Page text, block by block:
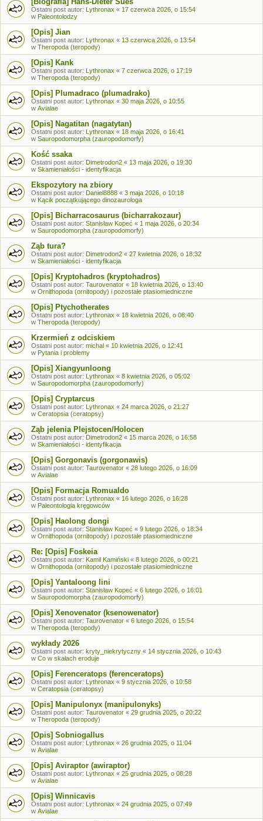
Ostatni post autor: Lythronax « 17 czerwca 2026, o 15:54
w Paleontolodzy
[Opis] Jian
Ostatni post autor: Lythronax « 13 czerwca 2026, o 13:54
w Theropoda (teropody)
[Opis] Kank
Ostatni post autor: Lythronax « 7 czerwca 2026, o 17:19
w Theropoda (teropody)
[Opis] Plumadraco (plumadrako)
Ostatni post autor: Lythronax « 30 maja 2026, o 10:55
w Avialae
[Opis] Nagatitan (nagatytan)
Ostatni post autor: Lythronax « 18 maja 2026, o 16:41
w Sauropodomorpha (zauropodomorfy)
Kość ssaka
Ostatni post autor: Dimetrodon2 « 13 maja 2026, o 19:30
w Skamieniałości - identyfikacja
Ekspozytory na zbiory
Ostatni post autor: Daniel8888 « 3 maja 2026, o 10:18
w Kącik początkującego dinozaurologa
[Opis] Bicharracosaurus (bicharrakozaur)
Ostatni post autor: Stanisław Kopeć « 1 maja 2026, o 20:34
w Sauropodomorpha (zauropodomorfy)
Ząb tura?
Ostatni post autor: Dimetrodon2 « 27 kwietnia 2026, o 18:32
w Skamieniałości - identyfikacja
[Opis] Kryptohadros (kryptohadros)
Ostatni post autor: Taurovenator « 18 kwietnia 2026, o 13:40
w Ornithopoda (ornitopody) i pozostałe ptasiomiedniczne
[Opis] Ptychotherates
Ostatni post autor: Lythronax « 18 kwietnia 2026, o 08:40
w Theropoda (teropody)
Krzermień z odciskiem
Ostatni post autor: michal « 10 kwietnia 2026, o 12:41
w Pytania i problemy
[Opis] Xiangyunloong
Ostatni post autor: Lythronax « 8 kwietnia 2026, o 05:02
w Sauropodomorpha (zauropodomorfy)
[Opis] Cryptarcus
Ostatni post autor: Lythronax « 24 marca 2026, o 21:27
w Ceratopsia (ceratopsy)
Ząb jelenia Plejstocen/Holocen
Ostatni post autor: Dimetrodon2 « 15 marca 2026, o 16:58
w Skamieniałości - identyfikacja
[Opis] Gorgonavis (gorgonawis)
Ostatni post autor: Taurovenator « 28 lutego 2026, o 16:09
w Avialae
[Opis] Formacja Romualdo
Ostatni post autor: Lythronax « 16 lutego 2026, o 16:28
w Paleontologia kręgowców
[Opis] Haolong dongi
Ostatni post autor: Stanisław Kopeć « 9 lutego 2026, o 18:34
w Ornithopoda (ornitopody) i pozostałe ptasiomiedniczne
Re: [Opis] Foskeia
Ostatni post autor: Kamil Kamiński « 8 lutego 2026, o 00:21
w Ornithopoda (ornitopody) i pozostałe ptasiomiedniczne
[Opis] Yantaloong lini
Ostatni post autor: Stanisław Kopeć « 6 lutego 2026, o 16:01
w Sauropodomorpha (zauropodomorfy)
[Opis] Xenovenator (ksenowenator)
Ostatni post autor: Taurovenator « 6 lutego 2026, o 15:54
w Theropoda (teropody)
wykłady 2026
Ostatni post autor: kryty_niekrytyczny « 14 stycznia 2026, o 10:43
w Co w skałach eroduje
[Opis] Ferenceratops (ferenceratops)
Ostatni post autor: Lythronax « 9 stycznia 2026, o 10:58
w Ceratopsia (ceratopsy)
[Opis] Manipulonyx (manipulonyks)
Ostatni post autor: Taurovenator « 29 grudnia 2025, o 20:22
w Theropoda (teropody)
[Opis] Sobniogallus
Ostatni post autor: Lythronax « 26 grudnia 2025, o 11:04
w Avialae
[Opis] Aviraptor (awiraptor)
Ostatni post autor: Lythronax « 25 grudnia 2025, o 08:28
w Avialae
[Opis] Winnicavis
Ostatni post autor: Lythronax « 24 grudnia 2025, o 07:49
w Avialae